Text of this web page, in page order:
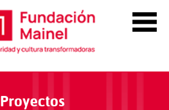
Proyectos